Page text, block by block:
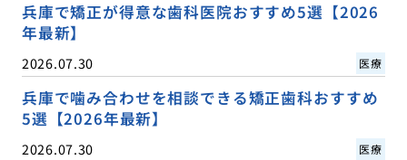
兵庫で矯正が得意な歯科医院おすすめ5選【2026
年最新】
2026.07.30 医療
兵庫で噛み合わせを相談できる矯正歯科おすすめ
5選【2026年最新】
2026.07.30 医療